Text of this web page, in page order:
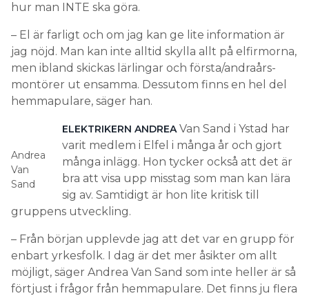
hur man INTE ska göra.
– El är farligt och om jag kan ge lite information är
jag nöjd. Man kan inte alltid skylla allt på elfirmorna,
men ibland skickas lärlingar och första/andraårs-
montörer ut ensamma. Dessutom finns en hel del
hemmapulare, säger han.
Andrea
Van
Sand
ELEKTRIKERN ANDREAVan Sand i Ystad har
varit medlem i Elfel i många år och gjort
många inlägg. Hon tycker också att det är
bra att visa upp misstag som man kan lära
sig av. Samtidigt är hon lite kritisk till
gruppens utveckling.
– Från början upplevde jag att det var en grupp för
enbart yrkesfolk. I dag är det mer åsikter om allt
möjligt, säger Andrea Van Sand som inte heller är så
förtjust i frågor från hemmapulare. Det finns ju flera